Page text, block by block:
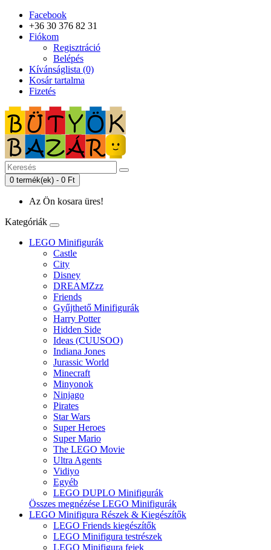
Facebook
+36 30 376 82 31
Fiókom
Regisztráció
Belépés
Kívánságlista (0)
Kosár tartalma
Fizetés
0 termék(ek) - 0 Ft
Az Ön kosara üres!
Kategóriák
LEGO Minifigurák
Castle
City
Disney
DREAMZzz
Friends
Gyűjthető Minifigurák
Harry Potter
Hidden Side
Ideas (CUUSOO)
Indiana Jones
Jurassic World
Minecraft
Minyonok
Ninjago
Pirates
Star Wars
Super Heroes
Super Mario
The LEGO Movie
Ultra Agents
Vidiyo
Egyéb
LEGO DUPLO Minifigurák
Összes megnézése LEGO Minifigurák
LEGO Minifigura Részek & Kiegészítők
LEGO Friends kiegészítők
LEGO Minifigura testrészek
LEGO Minifigura fejek